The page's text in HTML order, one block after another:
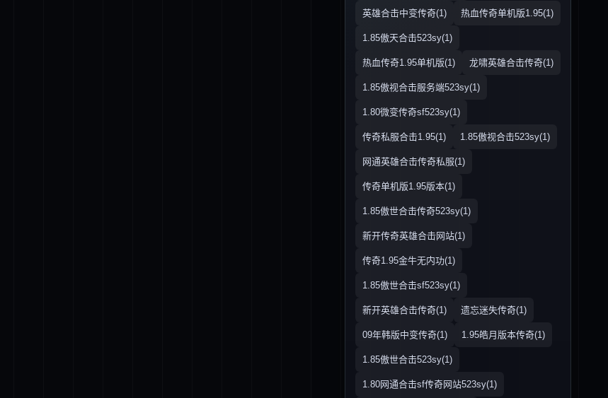
英雄合击中变传奇(1) 热血传奇单机版1.95(1)
1.85傲天合击523sy(1)
热血传奇1.95单机版(1) 龙啸英雄合击传奇(1)
1.85傲视合击服务端523sy(1)
1.80微变传奇sf523sy(1)
传奇私服合击1.95(1) 1.85傲视合击523sy(1)
网通英雄合击传奇私服(1)
传奇单机版1.95版本(1)
1.85傲世合击传奇523sy(1)
新开传奇英雄合击网站(1)
传奇1.95金牛无内功(1)
1.85傲世合击sf523sy(1)
新开英雄合击传奇(1) 遗忘迷失传奇(1)
09年韩版中变传奇(1) 1.95皓月版本传奇(1)
1.85傲世合击523sy(1)
1.80网通合击sf传奇网站523sy(1)